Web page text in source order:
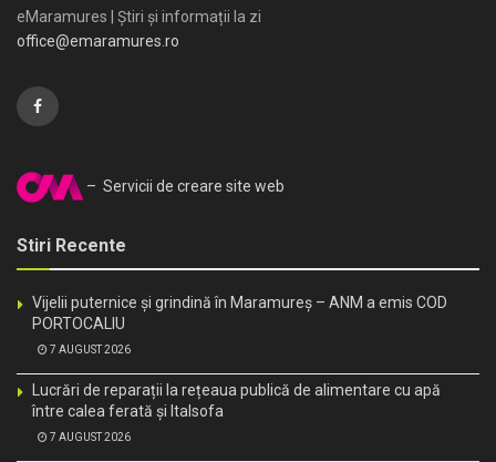
eMaramures | Știri și informații la zi
office@emaramures.ro
– Servicii de creare site web
Stiri Recente
Vijelii puternice și grindină în Maramureș – ANM a emis COD
PORTOCALIU
7 AUGUST 2026
Lucrări de reparații la rețeaua publică de alimentare cu apă
între calea ferată și Italsofa
7 AUGUST 2026